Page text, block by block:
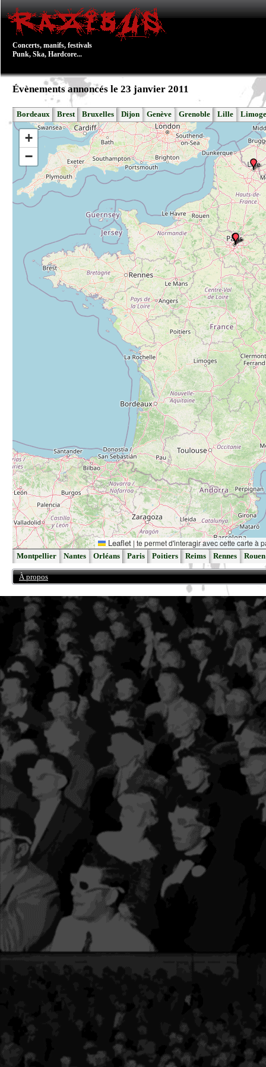
Concerts, manifs, festivals
Punk, Ska, Hardcore...
Évènements annoncés le 23 janvier 2011
Bordeaux Brest Bruxelles Dijon Genève Grenoble Lille
+
−
Leaflet | te permet d'interagir avec cette carte à
Montpellier Nantes Orléans Paris Poitiers Reims Rennes Rouen
À propos